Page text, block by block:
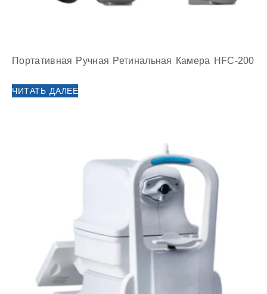
Портативная Ручная Ретинальная Камера HFC-200
ЧИТАТЬ ДАЛЕЕ